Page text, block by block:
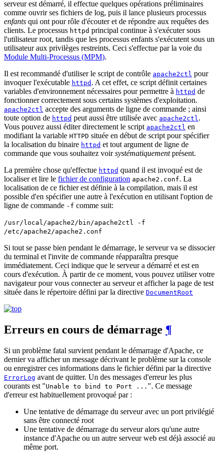
serveur est démarré, il effectue quelques opérations préliminaires
comme ouvrir ses fichiers de log, puis il lance plusieurs processus
enfants qui ont pour rôle d'écouter et de répondre aux requêtes des
clients. Le processus httpd principal continue à s'exécuter sous
l'utilisateur root, tandis que les processus enfants s'exécutent sous un
utilisateur aux privilèges restreints. Ceci s'effectue par la voie du
Module Multi-Processus (MPM).
Il est recommandé d'utiliser le script de contrôle apache2ctl pour
invoquer l'exécutable httpd . A cet effet, ce script définit certaines
variables d'environnement nécessaires pour permettre à httpd de
fonctionner correctement sous certains systèmes d'exploitation.
apache2ctl accepte des arguments de ligne de commande ; ainsi
toute option de httpd peut aussi être utilisée avec apache2ctl .
Vous pouvez aussi éditer directement le script apache2ctl en
modifiant la variable HTTPD située en début de script pour spécifier
la localisation du binaire httpd et tout argument de ligne de
commande que vous souhaitez voirsystématiquementprésent.
La première chose qu'effectue httpd quand il est invoqué est de
localiser et lire le fichier de configuration apache2.conf. La
localisation de ce fichier est définie à la compilation, mais il est
possible d'en spécifier une autre à l'exécution en utilisant l'option de
ligne de commande -f comme suit:
/usr/local/apache2/bin/apache2ctl -f
/etc/apache2/apache2.conf
Si tout se passe bien pendant le démarrage, le serveur va se dissocier
du terminal et l'invite de commande réapparaîtra presque
immédiatement. Ceci indique que le serveur a démarré et est en
cours d'exécution. À partir de ce moment, vous pouvez utiliser votre
navigateur pour vous connecter au serveur et afficher la page de test
située dans le répertoire défini par la directive DocumentRoot
Erreurs en cours de démarrage ¶
Si un problème fatal survient pendant le démarrage d'Apache, ce
dernier va afficher un message décrivant le problème sur la console
ou enregistrer ces informations dans le fichier défini par la directive
ErrorLog avant de quitter. Un des messages d'erreur les plus
courants est "Unable to bind to Port ... ". Ce message
d'erreur est habituellement provoqué par :
Une tentative de démarrage du serveur avec un port privilégié
sans être connecté root
Une tentative de démarrage du serveur alors qu'une autre
instance d'Apache ou un autre serveur web est déjà associé au
même port.